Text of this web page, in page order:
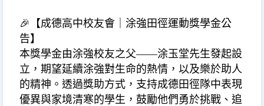
🎉 【成德高中校友會｜涂強田徑運動獎學金公
告】
本獎學金由涂強校友之父——涂玉堂先生發起設
立，期望延續涂強對生命的熱情，以及樂於助人
的精神。透過獎助方式，支持成德田徑隊中表現
優異與家境清寒的學生，鼓勵他們勇於挑戰、追